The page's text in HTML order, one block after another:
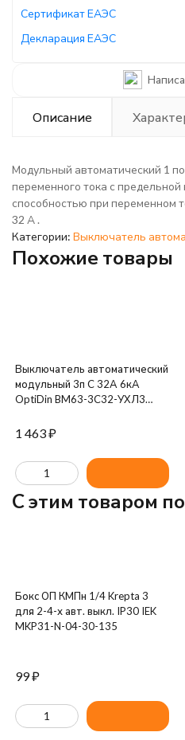
Сертификат ЕАЭС
Декларация ЕАЭС
Описание
Модульный автоматический 1
переменного тока с
способностью при переменном
32 А .
Категории: Выключатель
Похожие товары
Выключатель автоматический
модульный 3п C 32А 6кА
OptiDin BM63-3C32-УХЛ3
1 463₽
C этим товаром
Бокс ОП КМПн 1/4 Krepta 3
для 2-4-х авт. выкл. IP30 IEK
MKP31-N-04-30-135
99₽